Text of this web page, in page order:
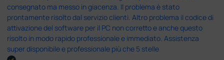
consegnato ma messo in giacenza. Il problema è stato
prontamente risolto dal servizio clienti. Altro problema il codice di
attivazione del software per il PC non corretto e anche questo
risolto in modo rapido professionale e immediato. Assistenza
super disponibile e professionale più che 5 stelle